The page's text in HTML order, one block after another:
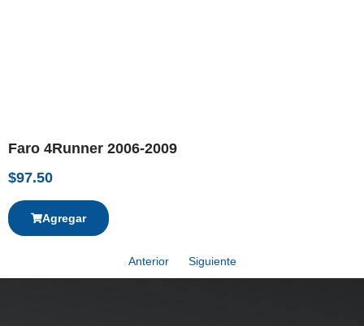
Faro 4Runner 2006-2009
$97.50
Agregar
Anterior Siguiente